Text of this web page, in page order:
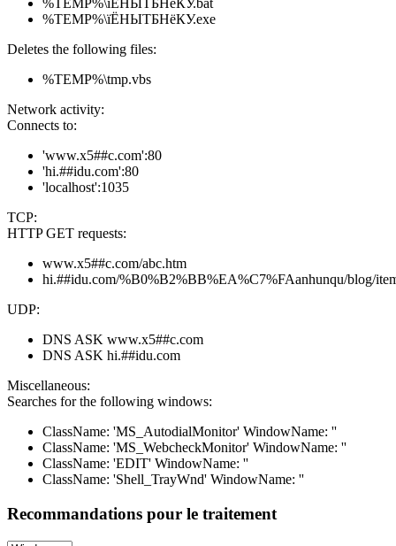
%TEMP%\їЁНЫТБНёКУ.bat
%TEMP%\їЁНЫТБНёКУ.exe
Deletes the following files:
%TEMP%\tmp.vbs
Network activity:
Connects to:
'www.x5##c.com':80
'hi.##idu.com':80
'localhost':1035
TCP:
HTTP GET requests:
www.x5##c.com/abc.htm
hi.##idu.com/%B0%B2%BB%EA%C7%FAanhunqu/blog/
UDP:
DNS ASK www.x5##c.com
DNS ASK hi.##idu.com
Miscellaneous:
Searches for the following windows:
ClassName: 'MS_AutodialMonitor' WindowName: ''
ClassName: 'MS_WebcheckMonitor' WindowName: ''
ClassName: 'EDIT' WindowName: ''
ClassName: 'Shell_TrayWnd' WindowName: ''
Recommandations pour le traitement